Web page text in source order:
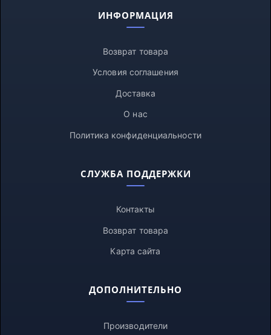
ИНФОРМАЦИЯ
Возврат товара
Условия соглашения
Доставка
О нас
Политика конфиденциальности
СЛУЖБА ПОДДЕРЖКИ
Контакты
Возврат товара
Карта сайта
ДОПОЛНИТЕЛЬНО
Производители